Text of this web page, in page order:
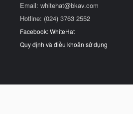
Email: whitehat@bkav.com
Hotline: (024) 3763 2552
Facebook: WhiteHat
Quy định và điều khoản sử dụng